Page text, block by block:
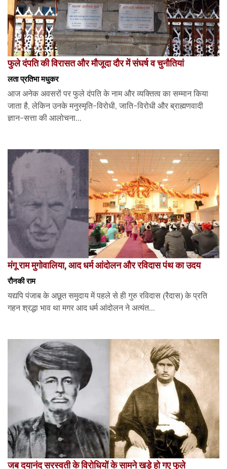
फुले दंपति की विरासत और मौजूदा दौर में संघर्ष व चुनौतियां
लता प्रतिभा मधुकर
आज अनेक अवसरों पर फुले दंपति के नाम और व्यक्तित्व का सम्मान किया
जाता है, लेकिन उनके मनुस्मृति-विरोधी, जाति-विरोधी और ब्राह्मणवादी
ज्ञान-सत्ता की आलोचना...
मंगू राम मुगोवालिया, आद धर्म आंदोलन और रविदास पंथ का उदय
रौनकी राम
यद्यपि पंजाब के अछूत समुदाय में पहले से ही गुरु रविदास (रैदास) के प्रति
गहन श्रद्धा भाव था मगर आद धर्म आंदोलन ने अत्यंत...
जब दयानंद सरस्वती के विरोधियों के सामने खड़े हो गए फुले